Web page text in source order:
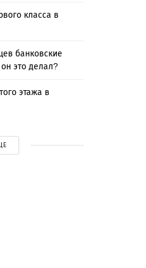
класса в
банковские
это делал?
этажа в